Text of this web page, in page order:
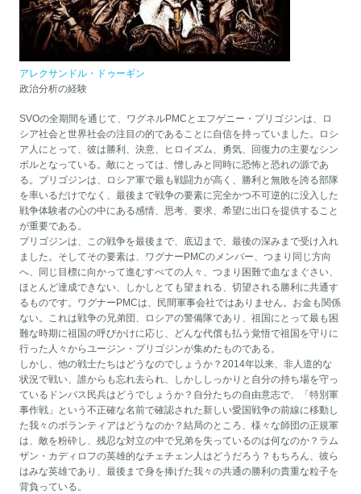
アレクサンドル・ドゥーギン
政治分析の経験
SVOの全期間を通じて、ワグネルPMCとエフゲニー・プリゴジンは、ロ
シア社会と世界社会の注目の的であることに自信を持っていました。ロシ
ア人にとって、彼は勝利、決意、ヒロイズム、勇気、回復力の主要なシン
ボルとなっている。敵にとっては、憎しみと同時に恐怖と恐れの源であ
る。プリゴジンは、ロシア軍で最も戦闘力が高く、勝利と無敗を誇る部隊
を率いるだけでなく、最後まで戦争の要素に完全かつ不可逆的に没入した
戦争体験者の心の中にある感情、思考、要求、希望に出口を提供すること
が重要である。
プリゴジンは、この戦争を最後まで、底辺まで、最後の深みまで受け入れ
ました。そしてその要素は、ワグナーPMCのメンバー、つまり同じ方向
へ、同じ目標に向かって進むすべての人々、つまり困難で血なまぐさい、
ほとんど達成できない、しかしとても望まれる、切望される勝利に共通す
るものです。ワグナーPMCは、民間軍事会社ではありません。お金も関係
ない。これは戦争の兄弟団、ロシアの警備隊であり、祖国にとって最も困
難な時期に祖国の呼びかけに応じ、どんな代償も払う覚悟で祖国を守りに
行った人々からユージン・プリゴジンが集めたものである。
しかし、他の戦士たちはどうなのでしょうか？2014年以来、非人道的な
状況で戦い、誰からも忘れ去られ、しかししっかりと自分の持ち場を守っ
ているドンバス民兵はどうでしょうか？自分たちの自由意志で、「特別軍
事作戦」という不正確な名前で確認された新しい愛国戦争の前線に移動し
た我々のボランティアはどうなのか？結局のところ、様々な師団の正規軍
は、敵を粉砕し、残忍な対立の中で兄弟を失っているのは何なのか？ラム
ザン・カディロフの英雄的なチェチェン人はどうだろう？もちろん、彼ら
はみな英雄であり、最後まで身を捧げた我々の共通の勝利の貴重な粒子を
背負っている。